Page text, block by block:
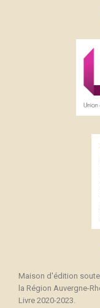
Maison d'édition
la Région Auvergne-
Livre 2020-2023.